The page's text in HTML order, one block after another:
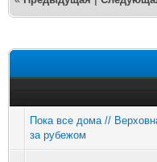
Пока все дома //
за рубежом